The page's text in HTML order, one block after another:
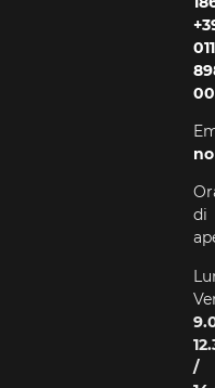
011
di
/